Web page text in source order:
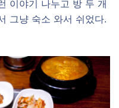
이야기 나누고 방 두 개
그냥 숙소 와서 쉬었다.